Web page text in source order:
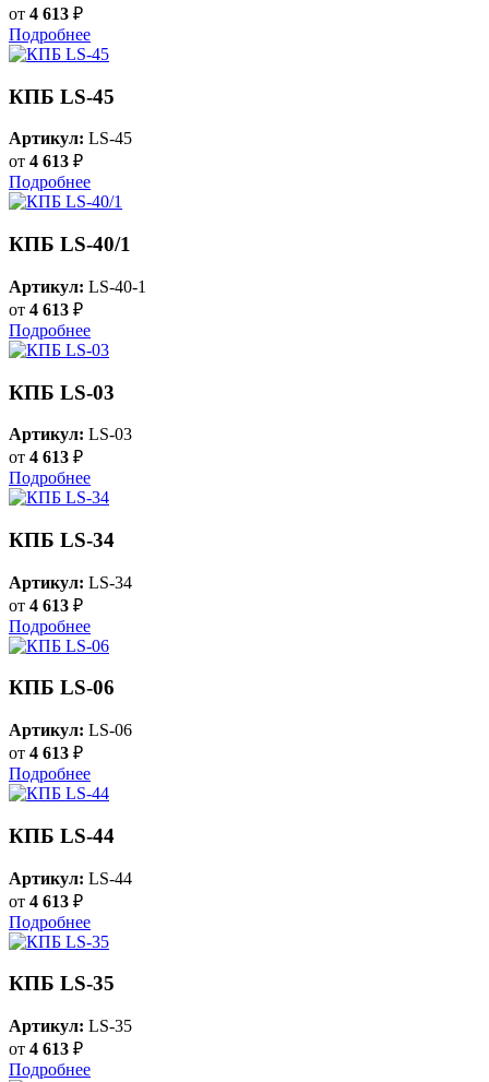
от 4 613 ₽
Подробнее
КПБ LS-45
Артикул: LS-45
от 4 613 ₽
Подробнее
КПБ LS-40/1
Артикул: LS-40-1
от 4 613 ₽
Подробнее
КПБ LS-03
Артикул: LS-03
от 4 613 ₽
Подробнее
КПБ LS-34
Артикул: LS-34
от 4 613 ₽
Подробнее
КПБ LS-06
Артикул: LS-06
от 4 613 ₽
Подробнее
КПБ LS-44
Артикул: LS-44
от 4 613 ₽
Подробнее
КПБ LS-35
Артикул: LS-35
от 4 613 ₽
Подробнее